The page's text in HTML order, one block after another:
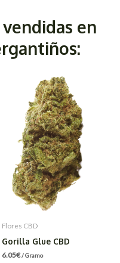
en
Flores CBD
Gorilla Glue CBD
6.05€/ Gramo